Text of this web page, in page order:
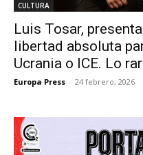
CULTURA
Luis Tosar,
libertad absoluta
Ucrania o ICE. Lo
Europa Press - 24 febrero, 2026